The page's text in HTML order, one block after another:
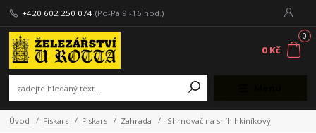
+420 602 250 074 (Po-Pá 9 -16 hod.)
0
0 Kč
Úvod Fiskars Fiskars Zahrada Shrnovač na sníh hkiníkový